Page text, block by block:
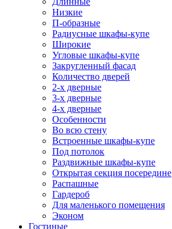
Низкие
П-образные
Радиусные шкафы-купе
Широкие
Угловые шкафы-купе
Закругленный фасад
Количество дверей
2-х дверные
3-х дверные
4-х дверные
Особенности
Во всю стену
Встроенные шкафы-купе
Под потолок
Раздвижные шкафы-купе
Открытая секция посередине
Распашные
Гардероб
Для маленького помещения
Эконом
Гостиные